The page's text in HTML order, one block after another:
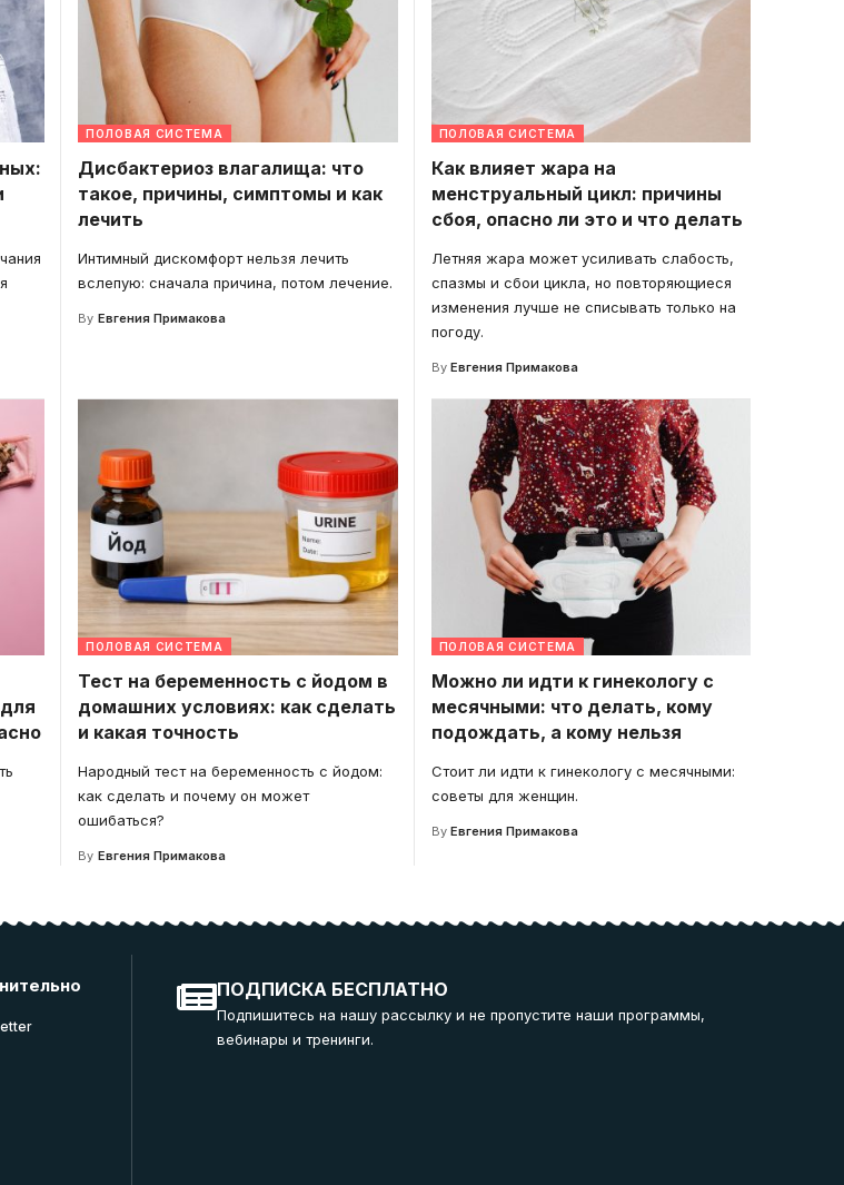
ПОЛОВАЯ СИСТЕМА
Дисбактериоз влагалища: что
такое, причины, симптомы и как
лечить
Интимный дискомфорт нельзя лечить
вслепую: сначала причина, потом лечение.
By Евгения Примакова
ПОЛОВАЯ СИСТЕМА
Как влияет жара на
менструальный цикл: причины
сбоя, опасно ли это и что делать
Летняя жара может усиливать слабость,
спазмы и сбои цикла, но повторяющиеся
изменения лучше не списывать только на
погоду.
By Евгения Примакова
ПОЛОВАЯ СИСТЕМА
Тест на беременность с йодом в
домашних условиях: как сделать
и какая точность
Народный тест на беременность с йодом:
как сделать и почему он может
ошибаться?
By Евгения Примакова
ПОЛОВАЯ СИСТЕМА
Можно ли идти к гинекологу с
месячными: что делать, кому
подождать, а кому нельзя
Стоит ли идти к гинекологу с месячными:
советы для женщин.
By Евгения Примакова
ПОДПИСКА БЕСПЛАТНО
Подпишитесь на нашу рассылку и не пропустите наши программы,
вебинары и тренинги.